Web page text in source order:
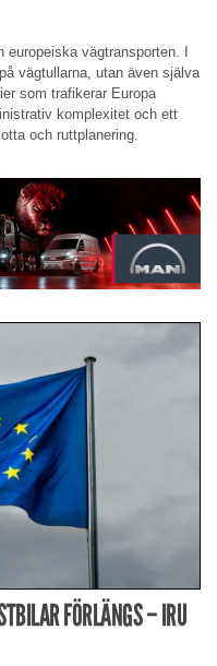
vägtransporten. I
vägtullarna, utan även själva
som trafikerar Europa
komplexitet och ett
och ruttplanering.
FÖRLÄNGS – IRU